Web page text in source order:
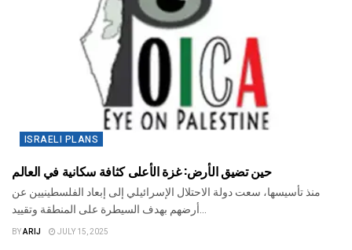
ISRAELI PLANS
حين تضيق الأرض: غزة الأعلى كثافة سكانية في العالم
منذ تأسيسها، سعت دولة الاحتلال الإسرائيلي إلى إبعاد الفلسطينيين عن
BYARIJ JULY 15, 2025